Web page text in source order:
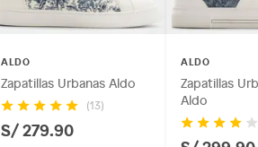
ALDO
Zapatillas Urbanas Aldo
(13)
S/ 279.90
ALDO
Zapatillas
Aldo